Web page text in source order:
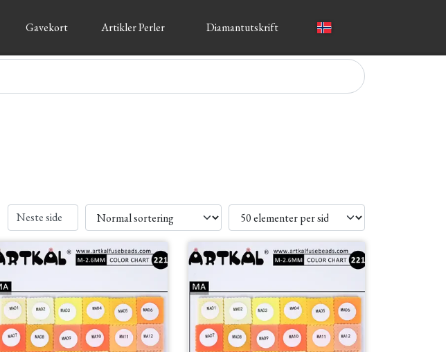
Gavekort Artikler Perler Diamantutskrift
Neste side